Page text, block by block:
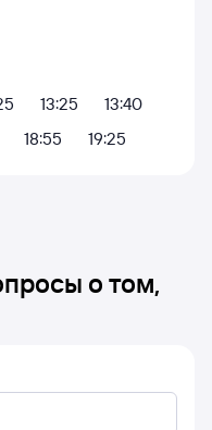
13:25
13:40
18:55 19:25
о том,